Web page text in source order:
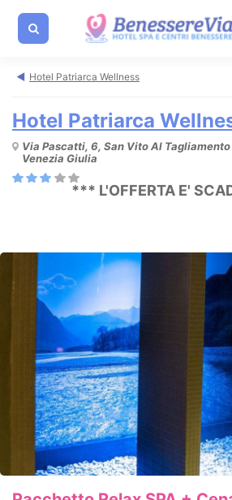
Hotel Patriarca Wellness
Hotel Patriarca
Via Pascatti, 6, San Vito Al
Venezia Giulia
*** L'OFFERTA E'